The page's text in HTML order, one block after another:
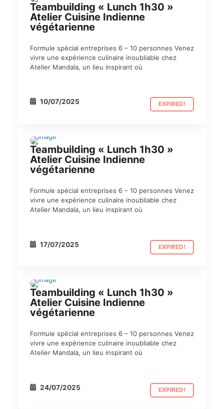
TEAM BUILDING
Teambuilding « Lunch 1h30 »
Atelier Cuisine Indienne
végétarienne
Formule spécial entreprises 6 – 10 personnes Venez
vivre une expérience culinaire inoubliable chez
Atelier Mandala, un lieu inspirant où
10/07/2025 EXPIRED!
TEAM BUILDING
Teambuilding « Lunch 1h30 »
Atelier Cuisine Indienne
végétarienne
Formule spécial entreprises 6 – 10 personnes Venez
vivre une expérience culinaire inoubliable chez
Atelier Mandala, un lieu inspirant où
17/07/2025 EXPIRED!
TEAM BUILDING
Teambuilding « Lunch 1h30 »
Atelier Cuisine Indienne
végétarienne
Formule spécial entreprises 6 – 10 personnes Venez
vivre une expérience culinaire inoubliable chez
Atelier Mandala, un lieu inspirant où
24/07/2025 EXPIRED!